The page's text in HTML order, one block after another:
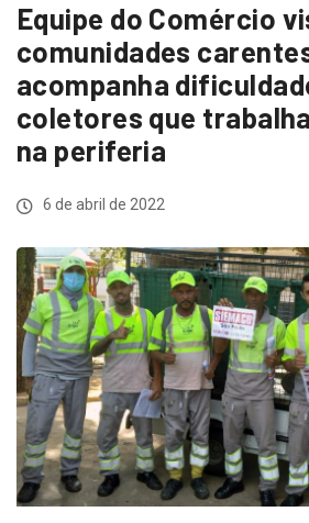
Equipe do Comércio
comunidades
acompanha
coletores que
na periferia
6 de abril de 2022